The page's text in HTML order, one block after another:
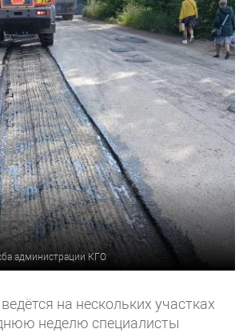
администрации КГО
на нескольких участках
неделю специалисты